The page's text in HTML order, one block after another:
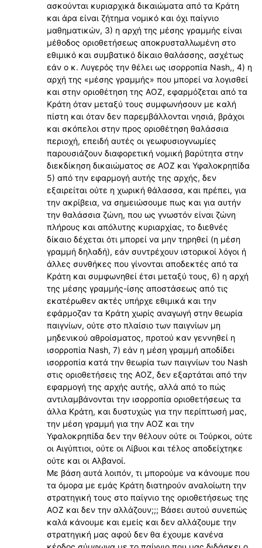
ασκούνται κυριαρχικά δικαιώματα από τα Κράτη
και άρα είναι ζήτημα νομικό και όχι παίγνιο
μαθηματικών, 3) η αρχή της μέσης γραμμής είναι
μέθοδος οριοθετήσεως αποκρυσταλλωμένη στο
εθιμικό και συμβατικό δίκαιο θαλάσσης, ασχέτως
εάν ο κ. Λυγερός την θέλει ως ισορροπία Nash,, 4) η
αρχή της «μέσης γραμμής» που μπορεί να λογισθεί
και στην οριοθέτηση της ΑΟΖ, εφαρμόζεται από τα
Κράτη όταν μεταξύ τους συμφωνήσουν με καλή
πίστη και όταν δεν παρεμβάλλονται νησιά, βράχοι
και σκόπελοι στην προς οριοθέτηση θαλάσσια
περιοχή, επειδή αυτές οι γεωφυσιογνωμίες
παρουσιάζουν διαφορετική νομική βαρύτητα στην
διεκδίκηση δικαιώματος σε ΑΟΖ και Υφαλοκρηπίδα
5) από την εφαρμογή αυτής της αρχής, δεν
εξαιρείται ούτε η χωρική θάλασσα, και πρέπει, για
την ακρίβεια, να σημειώσουμε πως και για αυτήν
την θαλάσσια ζώνη, που ως γνωστόν είναι ζώνη
πλήρους και απόλυτης κυριαρχίας, το διεθνές
δίκαιο δέχεται ότι μπορεί να μην τηρηθεί (η μέση
γραμμή δηλαδή), εάν συντρέχουν ιστορικοί λόγοι ή
άλλες συνθήκες που γίνονται αποδεκτές από τα
Κράτη και συμφωνηθεί έτσι μεταξύ τους, 6) η αρχή
της μέσης γραμμής-ίσης αποστάσεως από τις
εκατέρωθεν ακτές υπήρχε εθιμικά και την
εφάρμοζαν τα Κράτη χωρίς αναγωγή στην θεωρία
παιγνίων, ούτε στο πλαίσιο των παιγνίων μη
μηδενικού αθροίσματος, προτού καν γεννηθεί η
ισορροπία Nash, 7) εάν η μέση γραμμή αποδίδει
ισορροπία κατά την θεωρία των παιγνίων του Nash
στις οριοθετήσεις της ΑΟΖ, δεν εξαρτάται από την
εφαρμογή της αρχής αυτής, αλλά από το πώς
αντιλαμβάνονται την ισορροπία οριοθετήσεως τα
άλλα Κράτη, και δυστυχώς για την περίπτωσή μας,
την μέση γραμμή για την ΑΟΖ και την
Υφαλοκρηπίδα δεν την θέλουν ούτε οι Τούρκοι, ούτε
οι Αιγύπτιοι, ούτε οι Λίβυοι και τέλος αποδείχτηκε
ούτε και οι Αλβανοί.
Με βάση αυτά λοιπόν, τι μπορούμε να κάνουμε που
τα όμορα με εμάς Κράτη διατηρούν αναλοίωτη την
στρατηγική τους στο παίγνιο της οριοθετήσεως της
ΑΟΖ και δεν την αλλάζουν;;; Βάσει αυτού συνεπώς
καλά κάνουμε και εμείς και δεν αλλάζουμε την
στρατηγική μας αφού δεν θα έχουμε κανένα